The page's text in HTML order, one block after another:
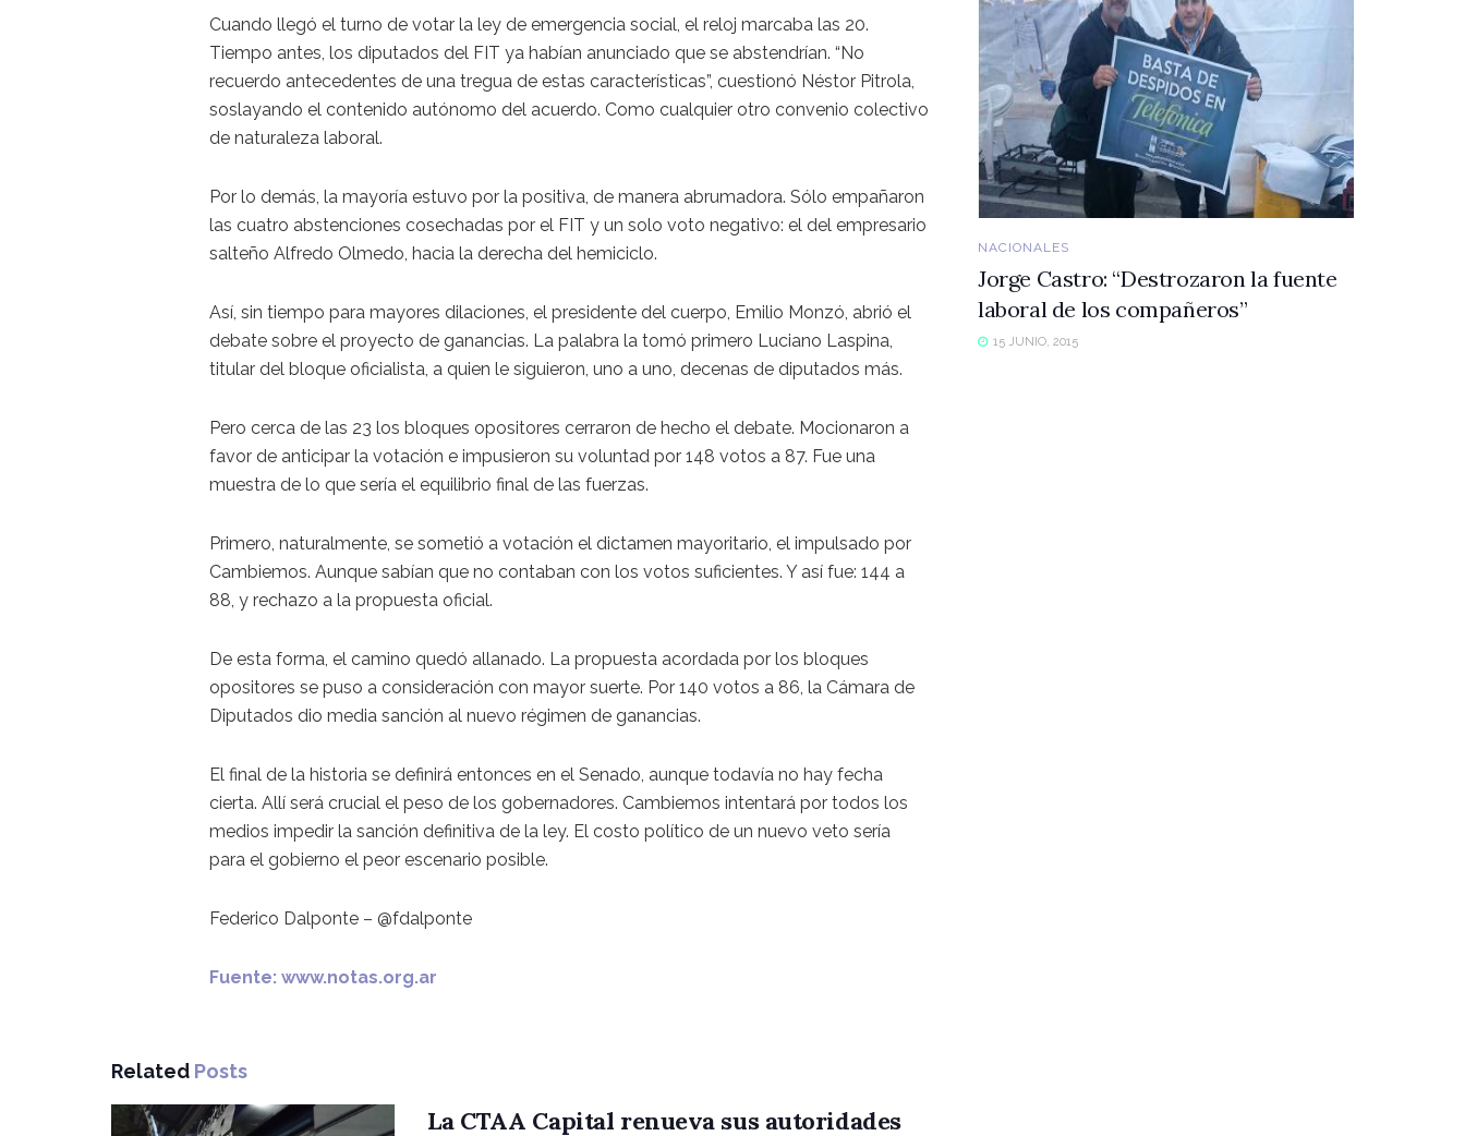
Cuando llegó el turno de votar la ley de emergencia social, el reloj marcaba las 20.
Tiempo antes, los diputados del FIT ya habían anunciado que se abstendrían. “No
recuerdo antecedentes de una tregua de estas características”, cuestionó Néstor Pitrola,
soslayando el contenido autónomo del acuerdo. Como cualquier otro convenio colectivo
de naturaleza laboral.
Por lo demás, la mayoría estuvo por la positiva, de manera abrumadora. Sólo empañaron
las cuatro abstenciones cosechadas por el FIT y un solo voto negativo: el del empresario
salteño Alfredo Olmedo, hacia la derecha del hemiciclo.
Así, sin tiempo para mayores dilaciones, el presidente del cuerpo, Emilio Monzó, abrió el
debate sobre el proyecto de ganancias. La palabra la tomó primero Luciano Laspina,
titular del bloque oficialista, a quien le siguieron, uno a uno, decenas de diputados más.
Pero cerca de las 23 los bloques opositores cerraron de hecho el debate. Mocionaron a
favor de anticipar la votación e impusieron su voluntad por 148 votos a 87. Fue una
muestra de lo que sería el equilibrio final de las fuerzas.
Primero, naturalmente, se sometió a votación el dictamen mayoritario, el impulsado por
Cambiemos. Aunque sabían que no contaban con los votos suficientes. Y así fue: 144 a
88, y rechazo a la propuesta oficial.
De esta forma, el camino quedó allanado. La propuesta acordada por los bloques
opositores se puso a consideración con mayor suerte. Por 140 votos a 86, la Cámara de
Diputados dio media sanción al nuevo régimen de ganancias.
El final de la historia se definirá entonces en el Senado, aunque todavía no hay fecha
cierta. Allí será crucial el peso de los gobernadores. Cambiemos intentará por todos los
medios impedir la sanción definitiva de la ley. El costo político de un nuevo veto sería
para el gobierno el peor escenario posible.
Federico Dalponte – @fdalponte
Fuente: www.notas.org.ar
Related Posts
La CTAA Capital renueva sus autoridades
NACIONALES
Jorge Castro: “Destrozaron la fuente
laboral de los compañeros”
15 JUNIO, 2015